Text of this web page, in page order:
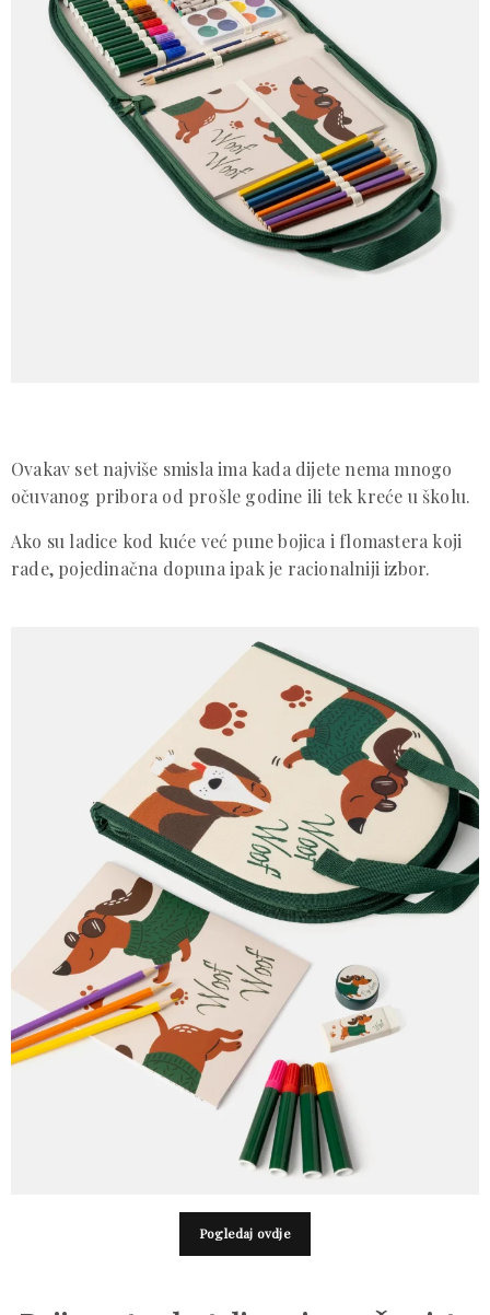
Ovakav set najviše smisla ima kada dijete nema mnogo
očuvanog pribora od prošle godine ili tek kreće u školu.
Ako su ladice kod kuće već pune bojica i flomastera koji
rade, pojedinačna dopuna ipak je racionalniji izbor.
Pogledaj ovdje